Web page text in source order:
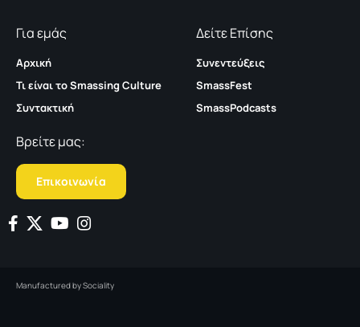
Για εμάς
Αρχική
Τι είναι το Smassing Culture
Συντακτική
Δείτε Επίσης
Συνεντεύξεις
SmassFest
SmassPodcasts
Βρείτε μας:
Επικοινωνία
Manufactured bySociality